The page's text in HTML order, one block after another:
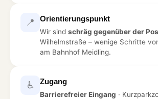
📍 Orientierungspunkt
Wir sind schräg gegenüber der
Wilhelmstraße – wenige Schritte
am Bahnhof Meidling.
♿ Zugang
Barrierefreier Eingang ·